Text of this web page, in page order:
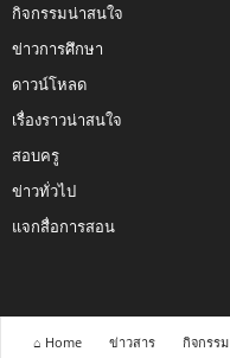
กิจกรรมน่าสนใจ
ข่าวการศึกษา
ดาวน์โหลด
เรื่องราวน่าสนใจ
สอบครู
ข่าวทั่วไป
แจกสื่อการสอน
⌂ Home ข่าวสาร กิจกรรม